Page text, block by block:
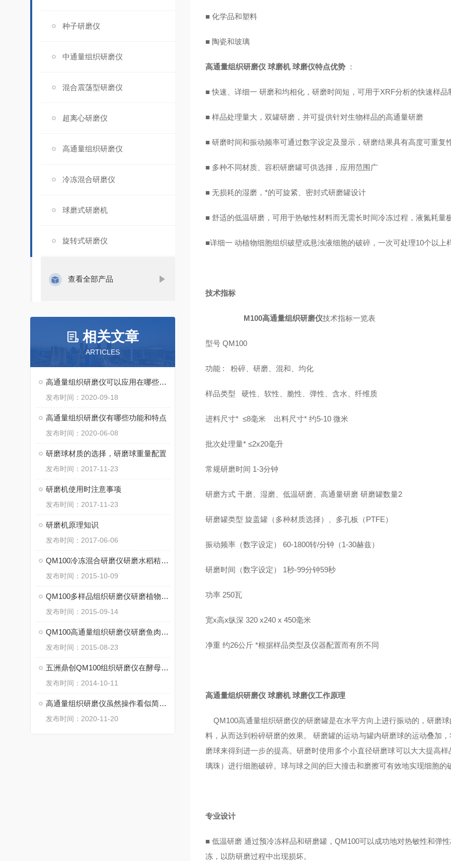
种子研磨仪
中通量组织研磨仪
混合震荡型研磨仪
超离心研磨仪
高通量组织研磨仪
冷冻混合研磨仪
球磨式研磨机
旋转式研磨仪
查看全部产品
相关文章
ARTICLES
高通量组织研磨仪可以应用在哪些地方？
发布时间：2020-09-18
高通量组织研磨仪有哪些功能和特点
发布时间：2020-06-08
研磨球材质的选择，研磨球重量配置
发布时间：2017-11-23
研磨机使用时注意事项
发布时间：2017-11-23
研磨机原理知识
发布时间：2017-06-06
QM100冷冻混合研磨仪研磨水稻秸秆的方法
发布时间：2015-10-09
QM100多样品组织研磨仪研磨植物组织水稻叶片样品方法
发布时间：2015-09-14
QM100高通量组织研磨仪研磨鱼肉组织的试验方法
发布时间：2015-08-23
五洲鼎创QM100组织研磨仪在酵母细胞低温破碎中的应用
发布时间：2014-10-11
高通量组织研磨仪虽然操作看似简单，但一定要注意细节
发布时间：2020-11-20
■ 化学品和塑料
■ 陶瓷和玻璃
高通量组织研磨仪 球磨机 球磨仪特点优势 ：
■ 快速、详细一 研磨和均相化，研磨时间短，可用于XRF分析的快速样品
■ 样品处理量大，双罐研磨，并可提供针对生物样品的高通量研磨
■ 研磨时间和振动频率可通过数字设定及显示，研磨结果具有高度可重复
■ 多种不同材质、容积研磨罐可供选择，应用范围广
■ 无损耗的湿磨，*的可旋紧、密封式研磨罐设计
■ 舒适的低温研磨，可用于热敏性材料而无需长时间冷冻过程，液氮耗量
■详细一 动植物细胞组织破壁或悬浊液细胞的破碎，一次可处理10个以上
技术指标
M100高通量组织研磨仪技术指标一览表
型号 QM100
功能 : 粉碎、研磨、混和、均化
样品类型 硬性、软性、脆性、弹性、含水、纤维质
进料尺寸* ≤8毫米 出料尺寸* 约5-10 微米
批次处理量* ≤2x20毫升
常规研磨时间 1-3分钟
研磨方式 干磨、湿磨、低温研磨、高通量研磨 研磨罐数量2
研磨罐类型 旋盖罐（多种材质选择）、多孔板（PTFE）
振动频率（数字设定） 60-1800转/分钟（1-30赫兹）
研磨时间（数字设定） 1秒-99分钟59秒
功率 250瓦
宽x高x纵深 320 x240 x 450毫米
净重 约26公斤 *根据样品类型及仪器配置而有所不同
高通量组织研磨仪 球磨机 球磨仪工作原理
QM100高通量组织研磨仪的研磨罐是在水平方向上进行振动的，研磨
料，从而达到粉碎研磨的效果。 研磨罐的运动与罐内研磨球的运动叠加
磨球来得到进一步的提高。研磨时使用多个小直径研磨球可以大大提高
璃珠）进行细胞破碎。球与球之间的巨大撞击和磨擦可有效地实现细胞的
专业设计
■ 低温研磨 通过预冷冻样品和研磨罐，QM100可以成功地对热敏性和弹
冻，以防研磨过程中出现损坏。